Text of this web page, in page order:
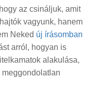
az csináljuk, amit
vagyunk, hanem
Neked új írásomban
arról, hogyan is
alakulása,